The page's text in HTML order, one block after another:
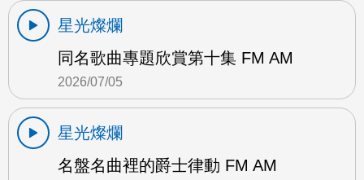
星光燦爛
同名歌曲專題欣賞第十集 FM AM
2026/07/05
星光燦爛
名盤名曲裡的爵士律動 FM AM